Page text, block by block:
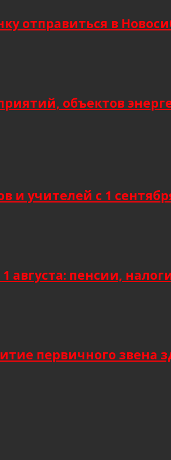
в
объектов
и учителей с 1
августа: пенсии,
первичного звена